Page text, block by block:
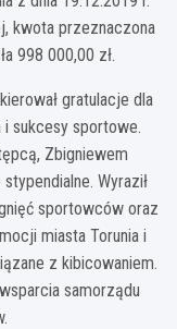
kwota przeznaczona
998 000,00 zł.
gratulacje dla
sukcesy sportowe.
Zbigniewem
Wyraził
sportowców oraz
miasta Torunia i
z kibicowaniem.
samorządu